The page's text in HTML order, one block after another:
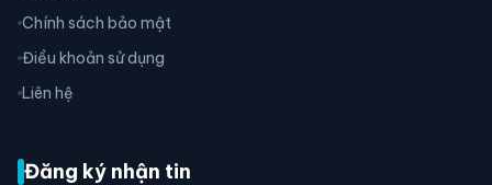
Chính sách bảo mật
Điều khoản sử dụng
Liên hệ
Đăng ký nhận tin